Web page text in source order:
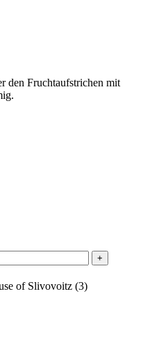
den Fruchtaufstrichen mit